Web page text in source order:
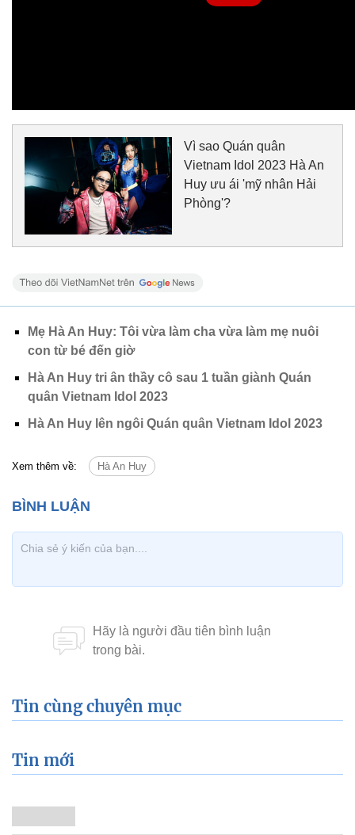
Vì sao Quán quân
Vietnam Idol 2023 Hà An
Huy ưu ái 'mỹ nhân Hải
Phòng'?
Mẹ Hà An Huy: Tôi vừa làm cha vừa làm mẹ nuôi
con từ bé đến giờ
Hà An Huy tri ân thầy cô sau 1 tuần giành Quán
quân Vietnam Idol 2023
Hà An Huy lên ngôi Quán quân Vietnam Idol 2023
Xem thêm về: Hà An Huy
Tin cùng chuyên mục
Tin mới